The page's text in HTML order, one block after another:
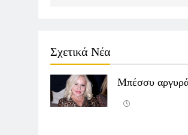
Σχετικά Νέα
Μπέσσυ